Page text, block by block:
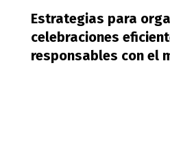
Estrategias para
celebraciones
responsables con el